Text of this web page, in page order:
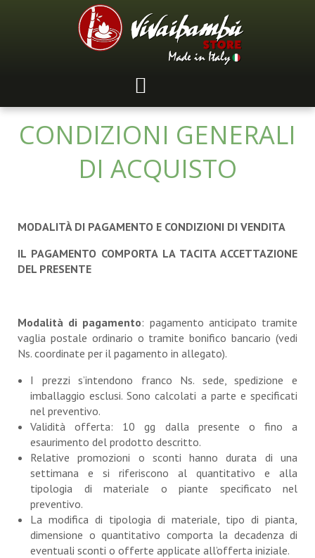
CONDIZIONI GENERALI
DI ACQUISTO
MODALITÀ DI PAGAMENTO E CONDIZIONI DI VENDITA
IL PAGAMENTO COMPORTA LA TACITA ACCETTAZIONE
DEL PRESENTE
Modalità di pagamento: pagamento anticipato tramite
vaglia postale ordinario o tramite bonifico bancario (vedi
Ns. coordinate per il pagamento in allegato).
I prezzi s’intendono franco Ns. sede, spedizione e
imballaggio esclusi. Sono calcolati a parte e specificati
nel preventivo.
Validità offerta: 10 gg dalla presente o fino a
esaurimento del prodotto descritto.
Relative promozioni o sconti hanno durata di una
settimana e si riferiscono al quantitativo e alla
tipologia di materiale o piante specificato nel
preventivo.
La modifica di tipologia di materiale, tipo di pianta,
dimensione o quantitativo comporta la decadenza di
eventuali sconti o offerte applicate all’offerta iniziale.